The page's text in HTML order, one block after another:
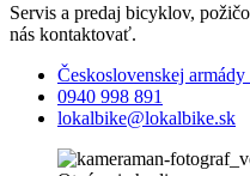
Servis a predaj bicyklov,
nás kontaktovať.
Československej
0940 998 891
lokalbike@lokalbike.sk